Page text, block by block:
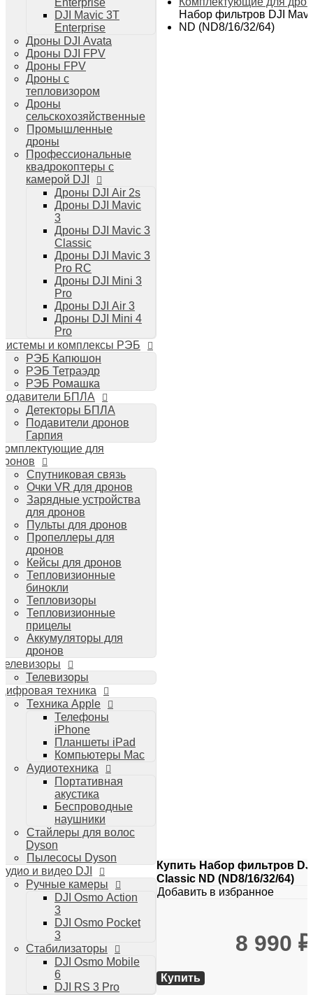
Дроны DJI Mini 4 Pro
Системы и комплексы РЭБ
РЭБ Капюшон
РЭБ Тетраэдр
РЭБ Ромашка
Подавители БПЛА
Детекторы БПЛА
Комплектующие для дронов
Спутниковая связь
Зарядные устройства для дронов
Пульты для дронов
Пропеллеры для дронов
Кейсы для дронов
Тепловизионные бинокли
Тепловизионные прицелы
Аккумуляторы для дронов
Телевизоры
Телевизоры
Цифровая техника
Техника Apple
Телефоны iPhone
Планшеты iPad
Компьютеры Mac
Аудиотехника
Стайлеры для волос Dyson
Пылесосы Dyson
Аудио и видео DJI
Ручные камеры
DJI Osmo Action 3
DJI Osmo Pocket 3
Стабилизаторы
DJI Osmo Mobile 6
DJI RS 3 Pro
Enterprise
DJI Mavic 3T
Enterprise
Дроны DJI Avata
Дроны DJI FPV
Дроны FPV
Дроны с
тепловизором
Дроны
сельскохозяйственные
Промышленные
дроны
Профессиональные
квадрокоптеры с
камерой DJI
Дроны DJI Air 2s
Дроны DJI Mavic
3
Дроны DJI Mavic 3
Classic
Дроны DJI Mavic 3
Pro RC
Дроны DJI Mini 3
Pro
Дроны DJI Air 3
Дроны DJI Mini 4
Pro
и комплексы РЭБ
РЭБ Капюшон
РЭБ Тетраэдр
РЭБ Ромашка
БПЛА
Детекторы БПЛА
Подавители дронов
Гарпия
для
Спутниковая связь
Очки VR для дронов
Зарядные устройства
для дронов
Пульты для дронов
Пропеллеры для
дронов
Кейсы для дронов
Тепловизионные
бинокли
Тепловизоры
Тепловизионные
прицелы
Аккумуляторы для
дронов
Телевизоры
техника
Техника Apple
Телефоны
iPhone
Планшеты iPad
Компьютеры Mac
Аудиотехника
Портативная
акустика
Беспроводные
наушники
Стайлеры для волос
Dyson
Пылесосы Dyson
и видео DJI
Ручные камеры
DJI Osmo Action
3
DJI Osmo Pocket
3
Стабилизаторы
DJI Osmo Mobile
6
DJI RS 3 Pro
Набор фильтров DJI
ND (ND8/16/32/64)
Купить Набор фильтров
Classic ND (ND8/16/32/64)
Добавить в избранное
8 990 ₽
Купить